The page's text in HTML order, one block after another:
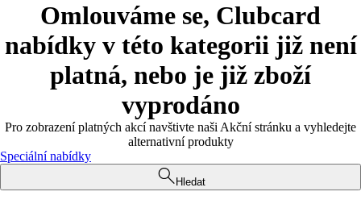
Omlouváme se, Clubcard
nabídky v této kategorii již není
platná, nebo je již zboží
vyprodáno
Pro zobrazení platných akcí navštivte naši Akční stránku a vyhledejte
alternativní produkty
Speciální nabídky
Hledat